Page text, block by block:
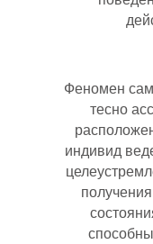
Феномен
тесно
индивид